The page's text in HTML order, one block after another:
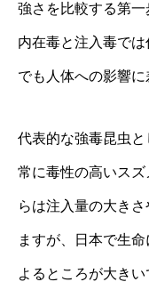
強さを比較する第一
内在毒と注入毒で
でも人体への影響に
代表的な強毒昆虫
常に毒性の高いス
らは注入量の大き
ますが、日本で生
よるところが大きい